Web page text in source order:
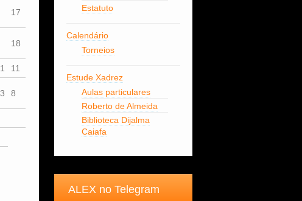
17
18
11
8
Estatuto
Calendário
Torneios
Estude Xadrez
Aulas particulares
Roberto de Almeida
Biblioteca Dijalma
Caiafa
ALEX no Telegram